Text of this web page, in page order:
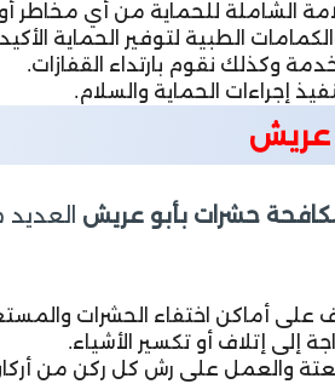
الشاملة للحماية من أي مخاطر
الطبية لتوفير الحماية
وكذلك نقوم بارتداء القفازات.
إجراءات الحماية والسلام.
عريش
حشرات بأبو عريش
أماكن اختفاء الحشرات
إلى إتلاف أو تكسير الأشياء.
والعمل على رش كل ركن من